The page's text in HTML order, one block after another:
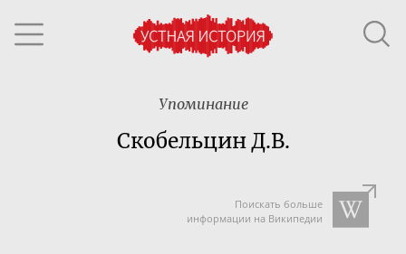
Упоминание
Скобельцин Д.В.
Поискать больше
информации на Википедии